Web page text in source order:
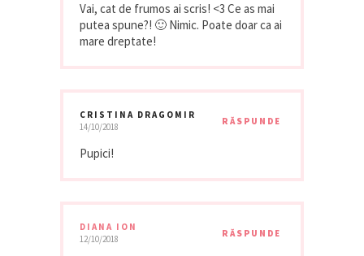
Vai, cat de frumos ai scris! <3 Ce as mai
putea spune?! 🙂 Nimic. Poate doar ca ai
mare dreptate!
CRISTINA DRAGOMIR
14/10/2018
RĂSPUNDE
Pupici!
DIANA ION
12/10/2018
RĂSPUNDE